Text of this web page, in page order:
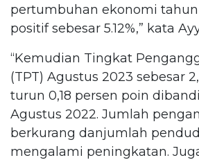
pertumbuhan ekonomi
positif sebesar 5.12%,” kata
“Kemudian Tingkat
(TPT) Agustus 2023 sebesar
turun 0,18 persen poin
Agustus 2022. Jumlah
berkurang danjumlah
mengalami peningkatan.